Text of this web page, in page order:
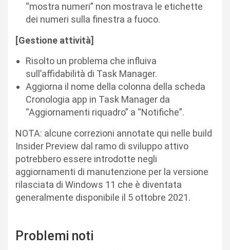
“mostra numeri” non mostrava le etichette
dei numeri sulla finestra a fuoco.
[Gestione attività]
Risolto un problema che influiva
sull’affidabilità di Task Manager.
Aggiorna il nome della colonna della scheda
Cronologia app in Task Manager da
“Aggiornamenti riquadro” a “Notifiche”.
NOTA: alcune correzioni annotate qui nelle build
Insider Preview dal ramo di sviluppo attivo
potrebbero essere introdotte negli
aggiornamenti di manutenzione per la versione
rilasciata di Windows 11 che è diventata
generalmente disponibile il 5 ottobre 2021.
Problemi noti